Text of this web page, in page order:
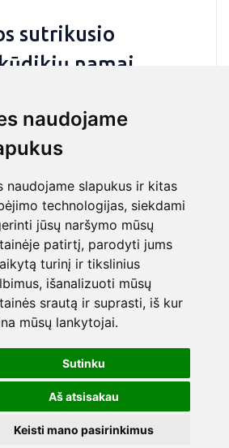
naudojame
naudojame slapukus ir kitas
technologijas, siekdami
jūsų naršymo mūsų
patirtį, parodyti jums
turinį ir tikslinius
išanalizuoti mūsų
srautą ir suprasti, iš kur
mūsų lankytojai.
Sutinku
Aš atsisakau
Keisti mano pasirinkimus
sutrikusio
namai
taisykės•Privatumo politika
ir pasiūlymai: gydytojams,
slaugytojams, veterinarams,